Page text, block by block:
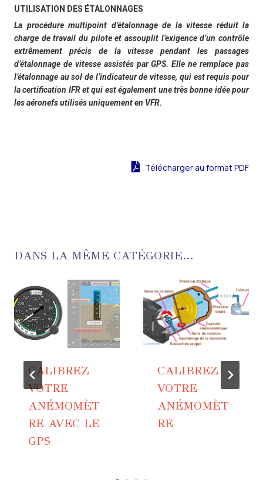
UTILISATION DES ÉTALONNAGES
La procédure multipoint d’étalonnage de la vitesse réduit la
charge de travail du pilote et assouplit l’exigence d’un contrôle
extrêmement précis de la vitesse pendant les passages
d’étalonnage de vitesse assistés par GPS. Elle ne remplace pas
l’étalonnage au sol de l’indicateur de vitesse, qui est requis pour
la certification IFR et qui est également une très bonne idée pour
les aéronefs utilisés uniquement en VFR.
Télécharger au format PDF
DANS LA MÊME CATÉGORIE...
CALIBREZ
VOTRE
ANÉMOMÈT
RE AVEC LE
GPS
CALIBREZ
VOTRE
ANÉMOMÈT
RE